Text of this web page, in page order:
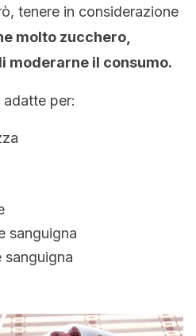
tenere in considerazione
molto zucchero,
moderarne il consumo.
per:
sanguigna
sanguigna